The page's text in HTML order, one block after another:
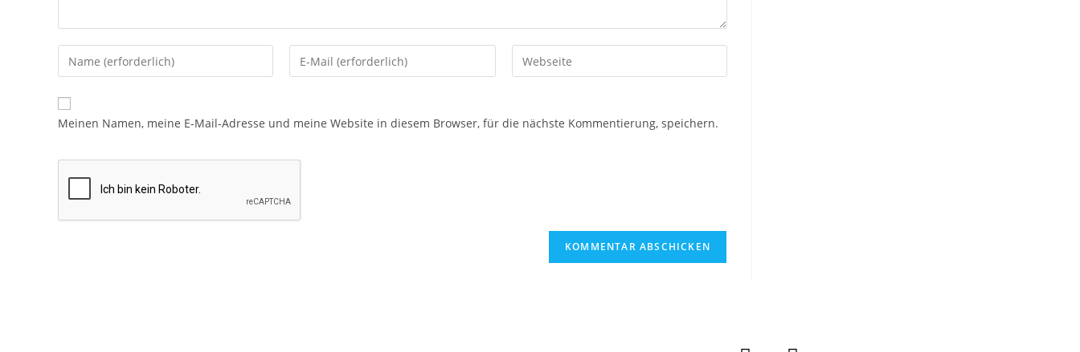
Meinen Namen, meine E-Mail-Adresse und meine Website in diesem Browser, für die nächste Kommentierung, speichern.